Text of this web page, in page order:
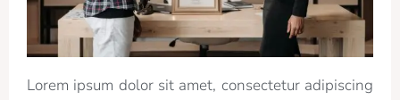
Lorem ipsum dolor sit amet, consectetur adipiscing